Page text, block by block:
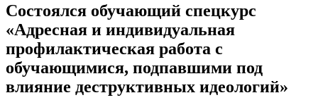
Состоялся обучающий спецкурс
«Адресная и индивидуальная
профилактическая работа с
обучающимися, подпавшими под
влияние деструктивных идеологий»